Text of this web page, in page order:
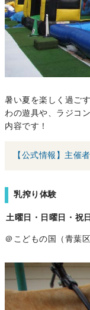
暑い夏を楽しく過ご
わの遊具や、ラジコ
内容です！
【公式情報】主催
乳搾り体験
土曜日・日曜日・祝
＠こどもの国（青葉